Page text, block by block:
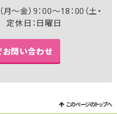
～金）9：00～18：00（土・
定休日：日曜日
お問い合わせ
このページのトップへ